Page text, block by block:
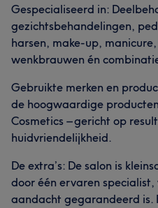
Gespecialiseerd in:
gezichtsbehandelingen,
harsen, make-up,
wenkbrauwen én
Gebruikte merken en
de hoogwaardige
Cosmetics – gericht op
huidvriendelijkheid.
De extra’s: De salon is
door één ervaren
aandacht gegarandeerd is.